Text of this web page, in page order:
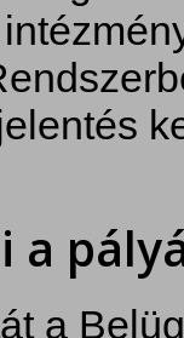
a
a